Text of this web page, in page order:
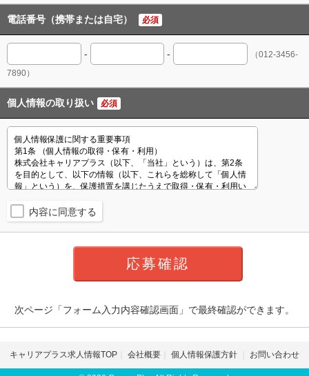
電話番号（携帯または自宅） 必須
- -
（012-3456-
7890）
個人情報の取り扱い 必須
内容に同意する
次ページ「フォーム入力内容確認画面」で最終確認ができます。
キャリアプラス求人情報TOP 会社概要 個人情報保護方針 お問い合わせ